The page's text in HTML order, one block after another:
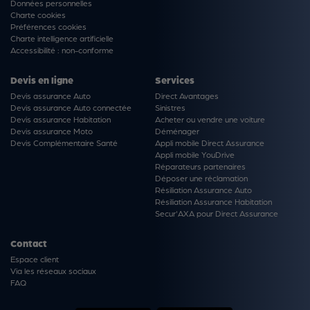
Données personnelles
Charte cookies
Préférences cookies
Charte intelligence artificielle
Accessibilité : non-conforme
Devis en ligne
Devis assurance Auto
Devis assurance Auto connectée
Devis assurance Habitation
Devis assurance Moto
Devis Complémentaire Santé
Services
Direct Avantages
Sinistres
Acheter ou vendre une voiture
Déménager
Appli mobile Direct Assurance
Appli mobile YouDrive
Réparateurs partenaires
Déposer une réclamation
Résiliation Assurance Auto
Résiliation Assurance Habitation
Secur'AXA pour Direct Assurance
Contact
Espace client
Via les réseaux sociaux
FAQ